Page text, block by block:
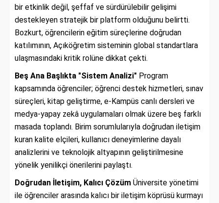
bir etkinlik değil, şeffaf ve sürdürülebilir gelişimi
destekleyen stratejik bir platform olduğunu belirtti.
Bozkurt, öğrencilerin eğitim süreçlerine doğrudan
katılımının, Açıköğretim sisteminin global standartlara
ulaşmasındaki kritik rolüne dikkat çekti.
Beş Ana Başlıkta "Sistem Analizi" Program
kapsamında öğrenciler; öğrenci destek hizmetleri, sınav
süreçleri, kitap geliştirme, e-Kampüs canlı dersleri ve
medya-yapay zekâ uygulamaları olmak üzere beş farklı
masada toplandı. Birim sorumlularıyla doğrudan iletişim
kuran kalite elçileri, kullanıcı deneyimlerine dayalı
analizlerini ve teknolojik altyapının geliştirilmesine
yönelik yenilikçi önerilerini paylaştı.
Doğrudan İletişim, Kalıcı Çözüm Üniversite yönetimi
ile öğrenciler arasında kalıcı bir iletişim köprüsü kurmayı